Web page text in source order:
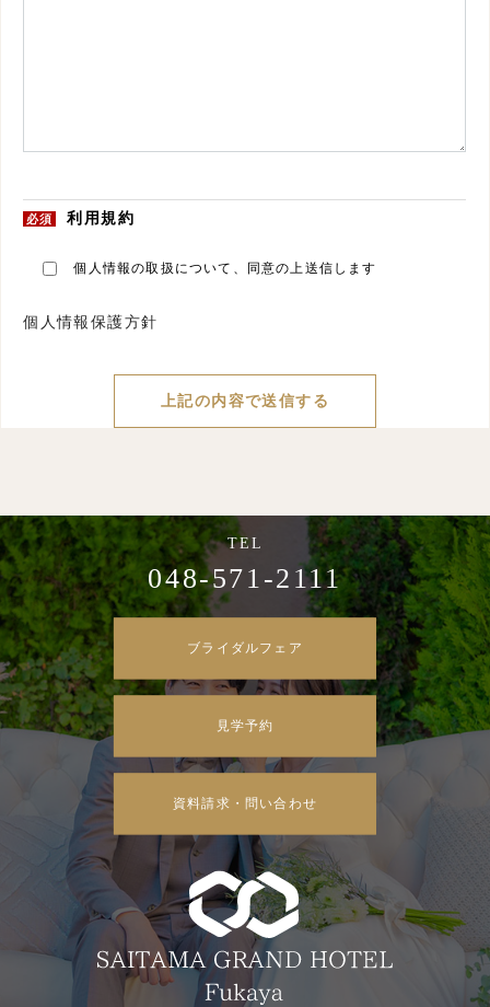
必須 利用規約
個人情報の取扱について、同意の上送信します
個人情報保護方針
048-571-2111
ブライダルフェア
見学予約
資料請求・問い合わせ